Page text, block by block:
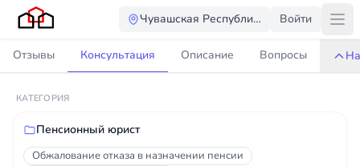
Чувашская Республика Войти
Отзывы Консультация Описание Вопросы
КАТЕГОРИЯ
Пенсионный юрист
Обжалование отказа в назначении пенсии